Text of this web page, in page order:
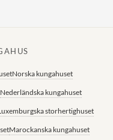
Norska kungahuset
Nederländska kungahuset
storhertighuset
Marockanska kungahuset